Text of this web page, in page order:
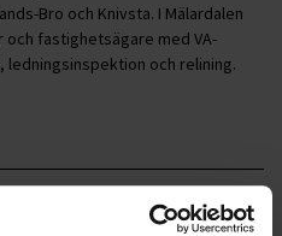
Bro och Knivsta. I Mälardalen
fastighetsägare med VA-
och relining.